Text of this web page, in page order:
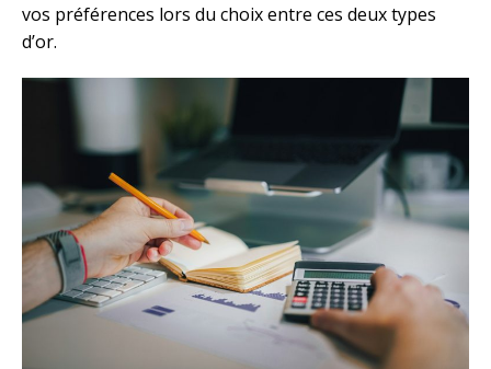
vos préférences lors du choix entre ces deux types
d’or.